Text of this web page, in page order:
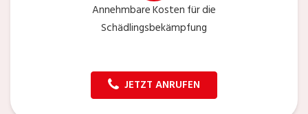
Annehmbare Kosten für die
Schädlingsbekämpfung
JETZT ANRUFEN